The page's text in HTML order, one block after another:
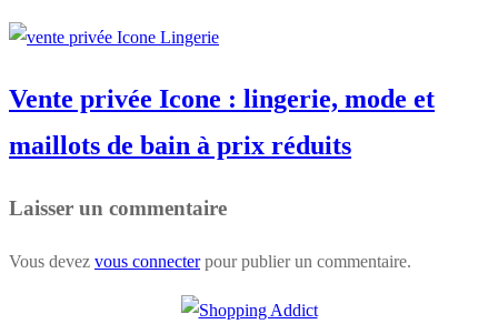
Vente privée Icone : lingerie, mode et
maillots de bain à prix réduits
Laisser un commentaire
Vous devez vous connecterpour publier un commentaire.